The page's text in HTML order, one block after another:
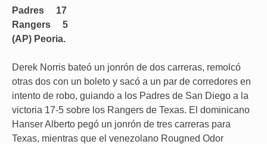
Padres 17
Rangers 5
(AP) Peoria.
Derek Norris bateó un jonrón de dos carreras, remolcó
otras dos con un boleto y sacó a un par de corredores en
intento de robo, guiando a los Padres de San Diego a la
victoria 17-5 sobre los Rangers de Texas. El dominicano
Hanser Alberto pegó un jonrón de tres carreras para
Texas, mientras que el venezolano Rougned Odor